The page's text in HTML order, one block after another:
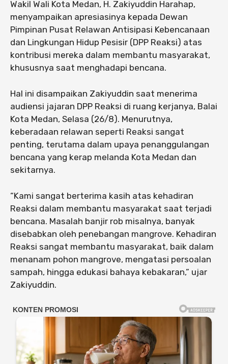
Wakil Wali Kota Medan, H. Zakiyuddin Harahap,
menyampaikan apresiasinya kepada Dewan
Pimpinan Pusat Relawan Antisipasi Kebencanaan
dan Lingkungan Hidup Pesisir (DPP Reaksi) atas
kontribusi mereka dalam membantu masyarakat,
khususnya saat menghadapi bencana.
Hal ini disampaikan Zakiyuddin saat menerima
audiensi jajaran DPP Reaksi di ruang kerjanya, Balai
Kota Medan, Selasa (26/8). Menurutnya,
keberadaan relawan seperti Reaksi sangat
penting, terutama dalam upaya penanggulangan
bencana yang kerap melanda Kota Medan dan
sekitarnya.
“Kami sangat berterima kasih atas kehadiran
Reaksi dalam membantu masyarakat saat terjadi
bencana. Masalah banjir rob misalnya, banyak
disebabkan oleh penebangan mangrove. Kehadiran
Reaksi sangat membantu masyarakat, baik dalam
menanam pohon mangrove, mengatasi persoalan
sampah, hingga edukasi bahaya kebakaran,” ujar
Zakiyuddin.